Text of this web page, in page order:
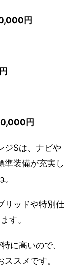
円
円
ジSは、ナビや
準装備が充実し
リッドや特別仕
す。
に高いので、
スメです。